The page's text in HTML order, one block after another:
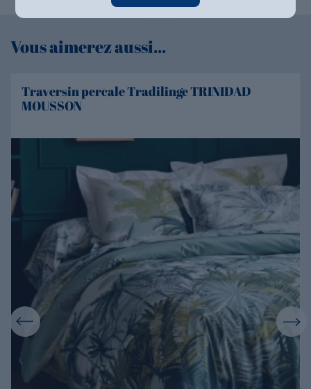
Vous aimerez aussi...
Traversin percale Tradilinge TRINIDAD
MOUSSON